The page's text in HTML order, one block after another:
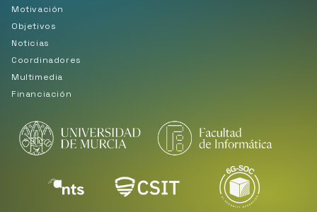
Motivación
Objetivos
Noticias
Coordinadores
Multimedia
Financiación